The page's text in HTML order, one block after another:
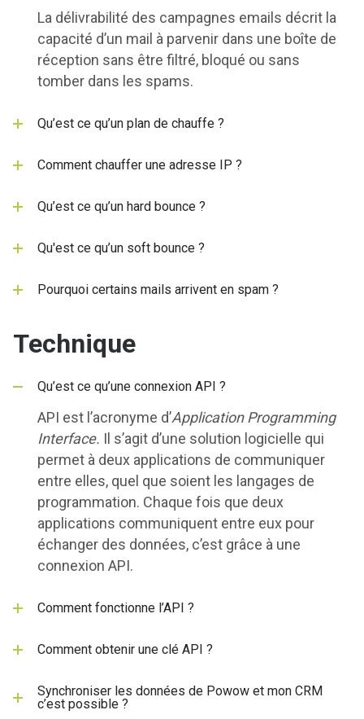
La délivrabilité des campagnes emails décrit la
capacité d’un mail à parvenir dans une boîte de
réception sans être filtré, bloqué ou sans
tomber dans les spams.
Qu’est ce qu’un plan de chauffe ?
Comment chauffer une adresse IP ?
Qu’est ce qu’un hard bounce ?
Qu'est ce qu’un soft bounce ?
Pourquoi certains mails arrivent en spam ?
Technique
Qu’est ce qu’une connexion API ?
API est l’acronyme d’Application Programming
Interface. Il s’agit d’une solution logicielle qui
permet à deux applications de communiquer
entre elles, quel que soient les langages de
programmation. Chaque fois que deux
applications communiquent entre eux pour
échanger des données, c’est grâce à une
connexion API.
Comment fonctionne l’API ?
Comment obtenir une clé API ?
Synchroniser les données de Powow et mon CRM
c’est possible ?